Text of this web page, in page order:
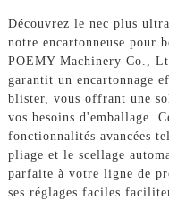
Découvrez le nec plus
notre encartonneuse pour
POEMY Machinery Co.,
garantit un encartonnage
blister, vous offrant une
vos besoins d'emballage.
fonctionnalités avancées
pliage et le scellage
parfaite à votre ligne de
ses réglages faciles